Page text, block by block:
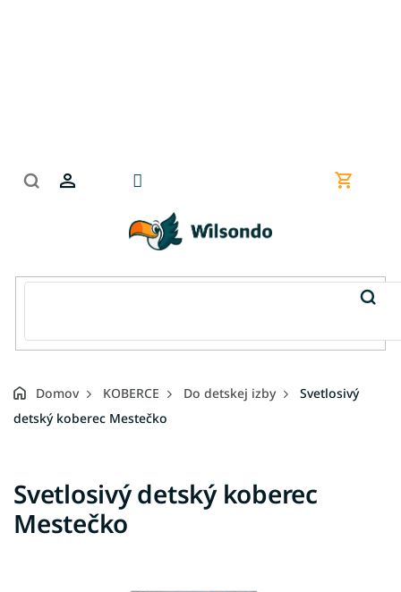
Domov KOBERCE Do detskej izby
Svetlosivý
detský koberec Mestečko
Svetlosivý detský koberec
Mestečko